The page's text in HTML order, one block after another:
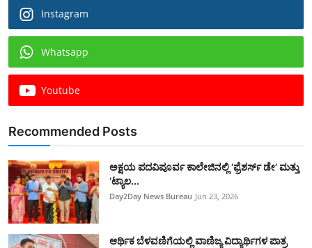
Instagram
Whatsapp
Youtube
Recommended Posts
ಅಕ್ಷಯ ಪದವಿಪೂರ್ವ ಕಾಲೇಜಿನಲ್ಲಿ ‘ಫ್ರೆಶರ್ಸ್ ಡೇ’ ಮತ್ತು
‘ಟ್ಯಾಲ...
Day2Day News Bureau Jun 23, 2026
​ಆರ್ಥಿಕ ಬೆಳವಣಿಗೆಯಲ್ಲಿ ವಾಣಿಜ್ಯ ವಿದ್ಯಾರ್ಥಿಗಳ ಪಾತ್ರ